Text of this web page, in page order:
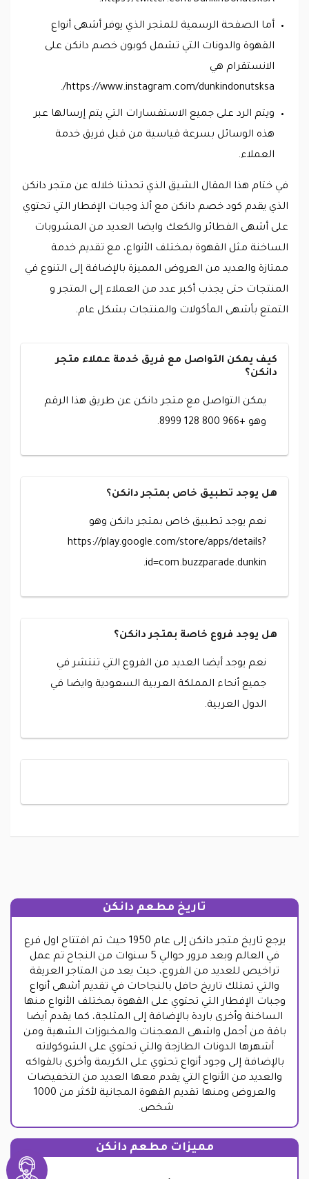
أما الصفحة الرسمية للمتجر الذي يوفر أشهى أنواع
القهوة والدونات التي تشمل كوبون خصم دانكن على
الانستقرام هي
https://www.instagram.com/dunkindonutsksa/.
ويتم الرد على جميع الاستفسارات التي يتم إرسالها عبر
هذه الوسائل بسرعة قياسية من قبل فريق خدمة
العملاء.
في ختام هذا المقال الشيق الذي تحدثنا خلاله عن متجر دانكن
الذي يقدم كود خصم دانكن مع ألذ وجبات الإفطار التي تحتوي
على أشهى الفطائر والكعك وايضا العديد من المشروبات
الساخنة مثل القهوة بمختلف الأنواع، مع تقديم خدمة
ممتازة والعديد من العروض المميزة بالإضافة إلى التنوع في
المنتجات حتى يجذب أكبر عدد من العملاء إلى المتجر و
التمتع بأشهى المأكولات والمنتجات بشكل عام.
كيف يمكن التواصل مع فريق خدمة عملاء متجر
دانكن؟
يمكن التواصل مع متجر دانكن عن طريق هذا الرقم
وهو +966 800 128 8999.
هل يوجد تطبيق خاص بمتجر دانكن؟
نعم يوجد تطبيق خاص بمتجر دانكن وهو
https://play.google.com/store/apps/details?
id=com.buzzparade.dunkin.
هل يوجد فروع خاصة بمتجر دانكن؟
نعم يوجد أيضا العديد من الفروع التي تنتشر في
جميع أنحاء المملكة العربية السعودية وايضا في
الدول العربية.
تاريخ مطعم دانكن
يرجع تاريخ متجر دانكن إلى عام 1950 حيث تم افتتاح اول فرع
في العالم وبعد مرور حوالي 5 سنوات من النجاح تم عمل
تراخيص للعديد من الفروع، حيث يعد من المتاجر العريقة
والتي تمتلك تاريخ حافل بالنجاحات في تقديم أشهى أنواع
وجبات الإفطار التي تحتوي على القهوة بمختلف الأنواع منها
الساخنة وأخرى باردة بالإضافة إلى المثلجة، كما يقدم أيضا
باقة من أجمل واشهى المعجنات والمخبوزات الشهية ومن
أشهرها الدونات الطازجة والتي تحتوي على الشوكولاته
بالإضافة إلى وجود أنواع تحتوي على الكريمة وأخرى بالفواكه
والعديد من الأنواع التي يقدم معها العديد من التخفيضات
والعروض ومنها تقديم القهوة المجانية لأكثر من 1000
شخص.
مميزات مطعم دانكن